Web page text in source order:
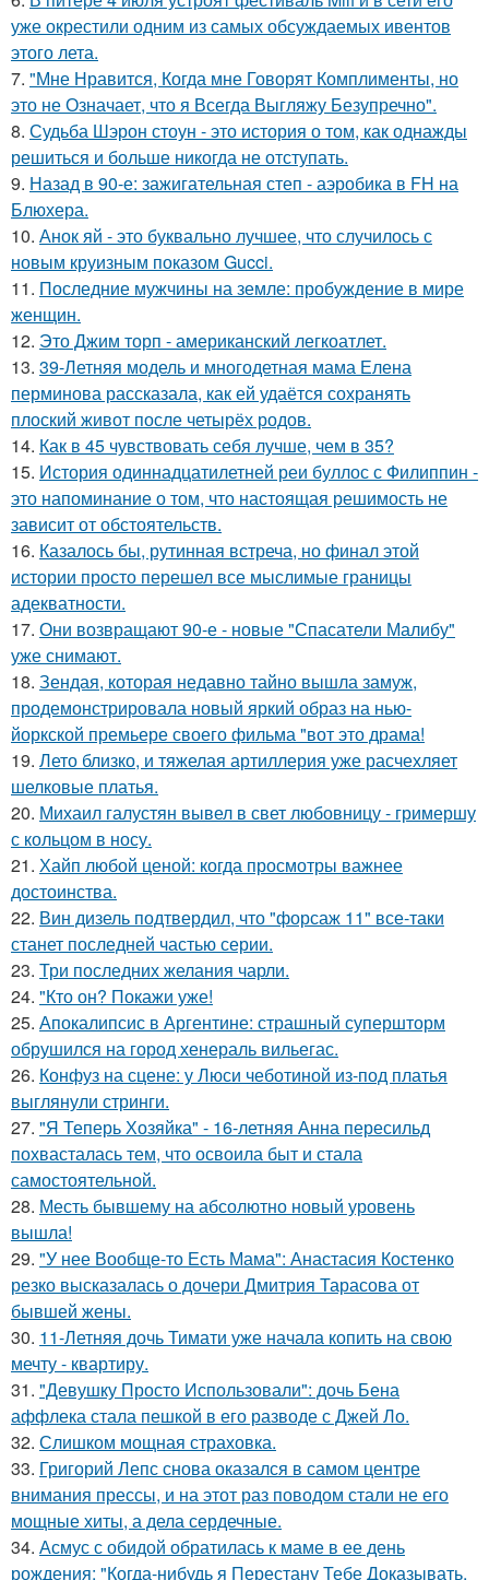
уже окрестили одним из самых обсуждаемых ивентов
этого лета.
7. "Мне Нравится, Когда мне Говорят Комплименты, но
это не Означает, что я Всегда Выгляжу Безупречно".
8. Судьба Шэрон стоун - это история о том, как однажды
решиться и больше никогда не отступать.
9. Назад в 90-е: зажигательная степ - аэробика в FH на
Блюхера.
10. Анок яй - это буквально лучшее, что случилось с
новым круизным показом Gucci.
11. Последние мужчины на земле: пробуждение в мире
женщин.
12. Это Джим торп - американский легкоатлет.
13. 39-Летняя модель и многодетная мама Елена
перминова рассказала, как ей удаётся сохранять
плоский живот после четырёх родов.
14. Как в 45 чувствовать себя лучше, чем в 35?
15. История одиннадцатилетней реи буллос с Филиппин -
это напоминание о том, что настоящая решимость не
зависит от обстоятельств.
16. Казалось бы, рутинная встреча, но финал этой
истории просто перешел все мыслимые границы
адекватности.
17. Они возвращают 90-е - новые "Спасатели Малибу"
уже снимают.
18. Зендая, которая недавно тайно вышла замуж,
продемонстрировала новый яркий образ на нью-
йоркской премьере своего фильма "вот это драма!
19. Лето близко, и тяжелая артиллерия уже расчехляет
шелковые платья.
20. Михаил галустян вывел в свет любовницу - гримершу
с кольцом в носу.
21. Хайп любой ценой: когда просмотры важнее
достоинства.
22. Вин дизель подтвердил, что "форсаж 11" все-таки
станет последней частью серии.
23. Три последних желания чарли.
24. "Кто он? Покажи уже!
25. Апокалипсис в Аргентине: страшный супершторм
обрушился на город хенераль вильегас.
26. Конфуз на сцене: у Люси чеботиной из-под платья
выглянули стринги.
27. "Я Теперь Хозяйка" - 16-летняя Анна пересильд
похвасталась тем, что освоила быт и стала
самостоятельной.
28. Месть бывшему на абсолютно новый уровень
вышла!
29. "У нее Вообще-то Есть Мама": Анастасия Костенко
резко высказалась о дочери Дмитрия Тарасова от
бывшей жены.
30. 11-Летняя дочь Тимати уже начала копить на свою
мечту - квартиру.
31. "Девушку Просто Использовали": дочь Бена
аффлека стала пешкой в его разводе с Джей Ло.
32. Слишком мощная страховка.
33. Григорий Лепс снова оказался в самом центре
внимания прессы, и на этот раз поводом стали не его
мощные хиты, а дела сердечные.
34. Асмус с обидой обратилась к маме в ее день
рождения: "Когда-нибудь я Перестану Тебе Доказывать,